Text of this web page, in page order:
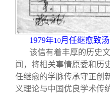
1979年10月任继愈致
该信有着丰厚的历史
闻，将相关事情原委和历
任继愈的学脉传承守正创
义理论与中国优良学术传